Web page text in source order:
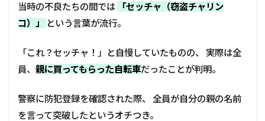
当時の不良たちの間では
「セッチャ（窃盗チャリン
コ）」
という言葉が流行。
「これ？セッチャ！」と自慢していたものの、 実際は全
員、 親に買ってもらった自転車だったことが判明。
警察に防犯登録を確認された際、 全員が自分の親の名前
を言って突破したというオチつき。